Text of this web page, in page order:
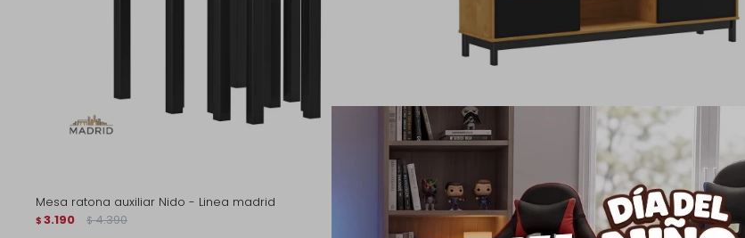
Mesa ratona auxiliar Nido - Linea madrid
$ 3.190 $ 4.390
Rack puertas corredizas - Linea Madrid
8.390 $ 11.790